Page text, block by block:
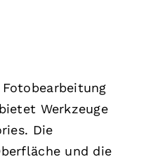
Werkzeuge
Die
und die